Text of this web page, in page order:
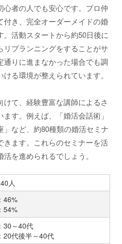
者の人でも安心です。プロ仲
付き、完全オーダーメイドの婚
活動スタートから約50日後に
プランニングをすることがサ
りに進まなかった場合でも調
る環境が整えられています。
て、経験豊富な講師によるさ
す。例えば、「婚活会話術」
など、約80種類の婚活セミナ
きます。これらのセミナーを活
を進められるでしょう。
人
46%
54%
30～40代
20代後半～40代